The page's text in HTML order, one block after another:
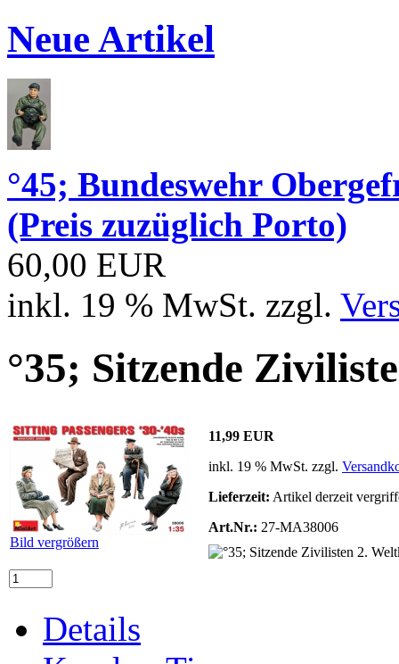
Neue Artikel
°45; Bundeswehr
(Preis zuzüglich Porto)
60,00 EUR
inkl. 19 % MwSt. zzgl.
°35; Sitzende
Bild vergrößern
11,99 EUR
inkl. 19 % MwSt. zzgl.
Lieferzeit: Artikel derzeit
Art.Nr.: 27-MA38006
Details